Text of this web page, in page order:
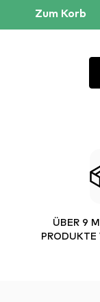
Zum Korb
ÜBER 9
PRODUKTE